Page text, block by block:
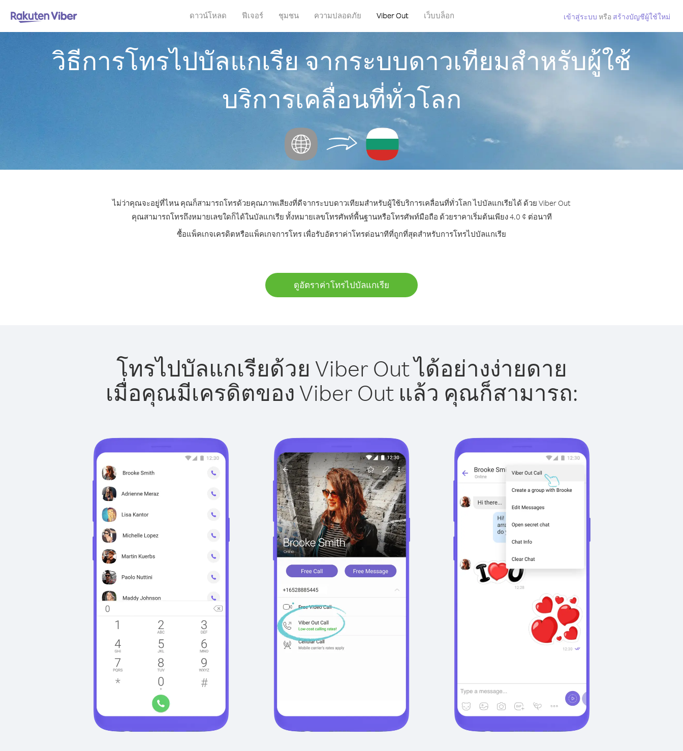
ดาวน์โหลด ฟีเจอร์ ชุมชน ความปลอดภัย Viber Out เว็บบล็อก เข้าสู่ระบบ หรือ สร้างบัญชีผู้ใช้ใหม่
วิธีการโทรไปบัลแกเรีย จากระบบดาวเทียมสำหรับผู้ใช้
บริการเคลื่อนที่ทั่วโลก
ไม่ว่าคุณจะอยู่ที่ไหน คุณก็สามารถโทรด้วยคุณภาพเสียงที่ดีจากระบบดาวเทียมสำหรับผู้ใช้บริการเคลื่อนที่ทั่วโลก ไปบัลแกเรียได้ ด้วย Viber Out
คุณสามารถโทรถึงหมายเลขใดก็ได้ในบัลแกเรีย ทั้งหมายเลขโทรศัพท์พื้นฐานหรือโทรศัพท์มือถือ ด้วยราคาเริ่มต้นเพียง 4.0 ¢ ต่อนาที
ซื้อแพ็คเกจเครดิตหรือแพ็คเกจการโทร เพื่อรับอัตราค่าโทรต่อนาทีที่ถูกที่สุดสำหรับการโทรไปบัลแกเรีย
ดูอัตราค่าโทรไปบัลแกเรีย
โทรไปบัลแกเรียด้วย Viber Out ได้อย่างง่ายดาย
เมื่อคุณมีเครดิตของ Viber Out แล้ว คุณก็สามารถ: